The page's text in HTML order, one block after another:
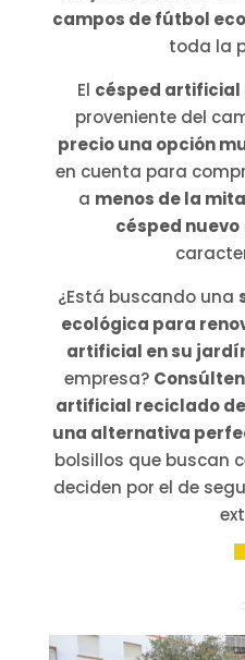
campos de fútbol
toda la
El césped artificial
proveniente del
precio una opción
en cuenta para
a menos de la
césped nuevo
¿Está buscando una
ecológica para
artificial en su
empresa?
artificial reciclado
una alternativa
bolsillos que buscan
deciden por el de